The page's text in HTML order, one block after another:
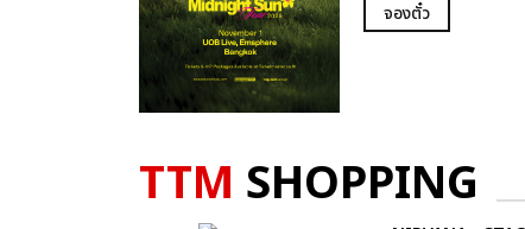
จองตั๋ว
TTM SHOPPING